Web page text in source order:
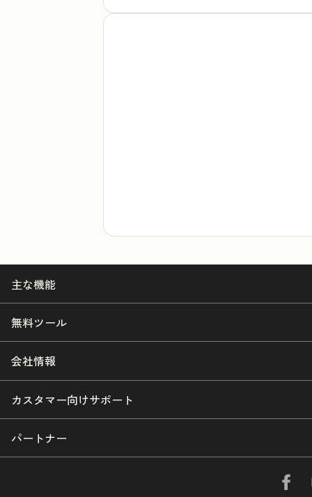
主な機能
無料ツール
会社情報
カスタマー向けサポート
パートナー